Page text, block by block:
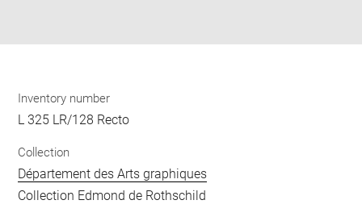
Inventory number
L 325 LR/128 Recto
Collection
Département des Arts graphiques
Collection Edmond de Rothschild